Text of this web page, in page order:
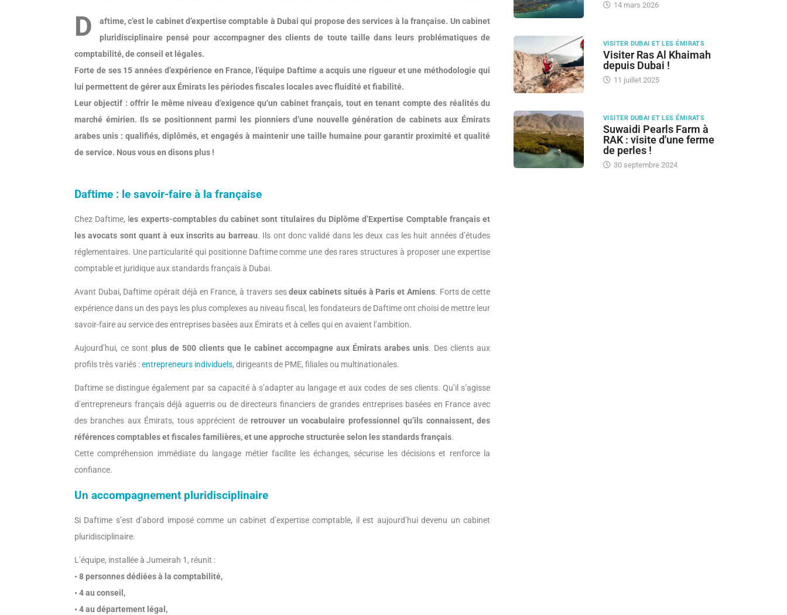
D
aftime, c’est le cabinet d’expertise comptable à Dubai qui propose des services à la française. Un cabinet
pluridisciplinaire pensé pour accompagner des clients de toute taille dans leurs problématiques de
comptabilité, de conseil et légales.
Forte de ses 15 années d’expérience en France, l’équipe Daftime a acquis une rigueur et une méthodologie qui
lui permettent de gérer aux Émirats les périodes fiscales locales avec fluidité et fiabilité.
Leur objectif : offrir le même niveau d’exigence qu’un cabinet français, tout en tenant compte des réalités du
marché émirien. Ils se positionnent parmi les pionniers d’une nouvelle génération de cabinets aux Émirats
arabes unis : qualifiés, diplômés, et engagés à maintenir une taille humaine pour garantir proximité et qualité
de service. Nous vous en disons plus !
Daftime : le savoir-faire à la française
Chez Daftime, les experts-comptables du cabinet sont titulaires du Diplôme d’Expertise Comptable français et
les avocats sont quant à eux inscrits au barreau. Ils ont donc validé dans les deux cas les huit années d’études
réglementaires. Une particularité qui positionne Daftime comme une des rares structures à proposer une expertise
comptable et juridique aux standards français à Dubai.
Avant Dubai, Daftime opérait déjà en France, à travers sesdeux cabinets situés à Paris et Amiens. Forts de cette
expérience dans un des pays les plus complexes au niveau fiscal, les fondateurs de Daftime ont choisi de mettre leur
savoir-faire au service des entreprises basées aux Émirats et à celles qui en avaient l’ambition.
Aujourd’hui, ce sont plus de 500 clients que le cabinet accompagne aux Émirats arabes unis. Des clients aux
profils très variés :entrepreneurs individuels, dirigeants de PME, filiales ou multinationales.
Daftime se distingue également par sa capacité à s’adapter au langage et aux codes de ses clients. Qu’il s’agisse
d’entrepreneurs français déjà aguerris ou de directeurs financiers de grandes entreprises basées en France avec
des branches aux Émirats, tous apprécient deretrouver un vocabulaire professionnel qu’ils connaissent, des
références comptables et fiscales familières, et une approche structurée selon les standards français.
Cette compréhension immédiate du langage métier facilite les échanges, sécurise les décisions et renforce la
confiance.
Un accompagnement pluridisciplinaire
Si Daftime s’est d’abord imposé comme un cabinet d’expertise comptable, il est aujourd’hui devenu un cabinet
pluridisciplinaire.
L’équipe, installée à Jumeirah 1, réunit :
• 8 personnes dédiées à la comptabilité,
• 4 au conseil,
• 4 au département légal,
14 mars 2026
VISITER DUBAI ET LES ÉMIRATS
Visiter Ras Al Khaimah
depuis Dubai !
11 juillet 2025
VISITER DUBAI ET LES ÉMIRATS
Suwaidi Pearls Farm à
RAK : visite d'une ferme
de perles !
30 septembre 2024